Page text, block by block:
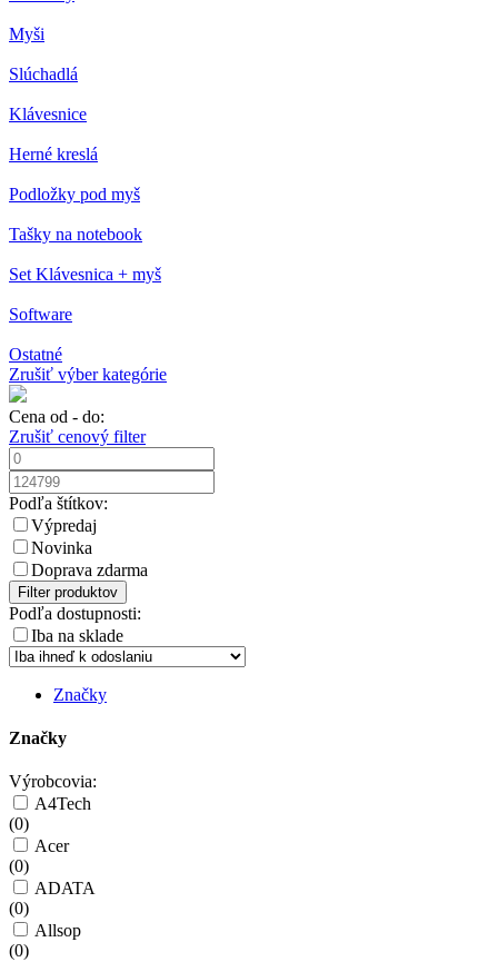
Myši
Slúchadlá
Klávesnice
Herné kreslá
Podložky pod myš
Tašky na notebook
Set Klávesnica + myš
Software
Ostatné
Zrušiť výber kategórie
Cena od - do:
Zrušiť cenový filter
Podľa štítkov:
Výpredaj
Novinka
Doprava zdarma
Filter produktov
Podľa dostupnosti:
Iba na sklade
Značky
Značky
Výrobcovia:
A4Tech
(0)
Acer
(0)
ADATA
(0)
Allsop
(0)